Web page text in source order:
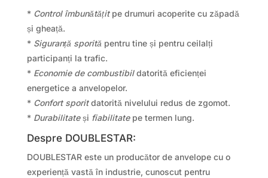
* Control îmbunătățitpe drumuri acoperite cu zăpadă
și gheață.
* Siguranță sporită pentru tine și pentru ceilalți
participanți la trafic.
* Economie de combustibildatorită eficienței
energetice a anvelopelor.
* Confort sporitdatorită nivelului redus de zgomot.
* Durabilitateși fiabilitatepe termen lung.
Despre DOUBLESTAR:
DOUBLESTAR este un producător de anvelope cu o
experiență vastă în industrie, cunoscut pentru